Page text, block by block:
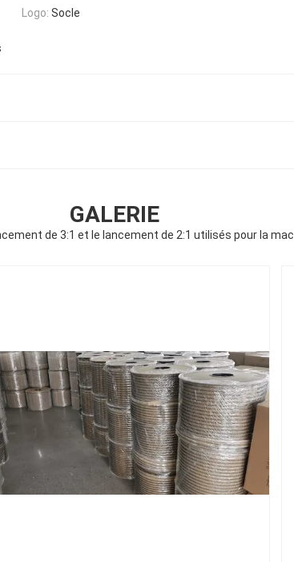
Logo: Socle
GALERIE
de 3:1 et le lancement de 2:1 utilisés pour la